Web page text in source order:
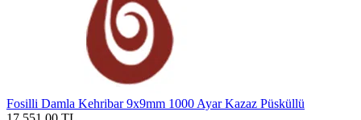
Fosilli Damla Kehribar 9x9mm 1000 Ayar Kazaz Püsküllü